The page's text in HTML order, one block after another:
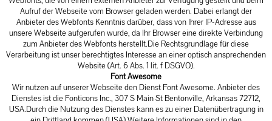
Aufruf der Webseite vom Browser geladen werden. Dabei erlangt der
Anbieter des Webfonts Kenntnis darüber, dass von Ihrer IP-Adresse aus
unsere Webseite aufgerufen wurde, da Ihr Browser eine direkte Verbindung
zum Anbieter des Webfonts herstellt.Die Rechtsgrundlage für diese
Verarbeitung ist unser berechtigtes Interesse an einer optisch ansprechenden
Website (Art. 6 Abs. 1 lit. f DSGVO).
Font Awesome
Wir nutzen auf unserer Webseite den Dienst Font Awesome. Anbieter des
Dienstes ist die Fonticons Inc., 307 S Main St Bentonville, Arkansas 72712,
USA.Durch die Nutzung des Dienstes kann es zu einer Datenübertragung in